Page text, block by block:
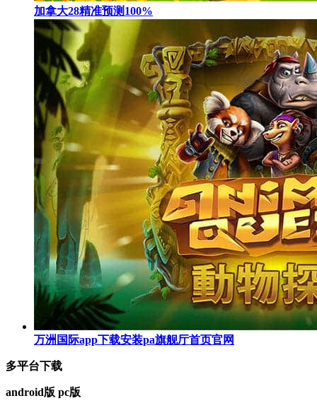
加拿大28精准预测100%
万洲国际app下载安装pa旗舰厅首页官网
多平台下载
android版 pc版